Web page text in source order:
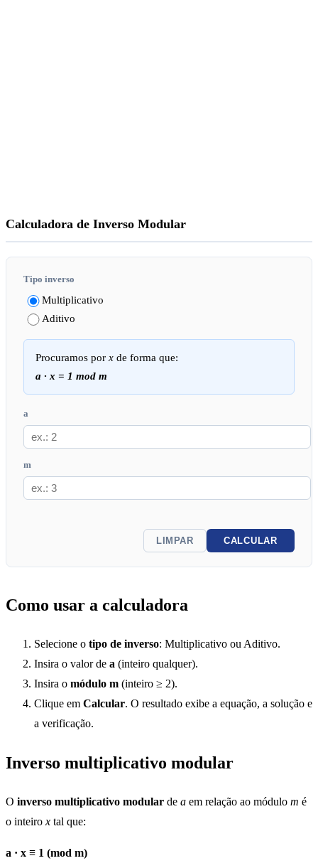
Calculadora de Inverso Modular
Tipo inverso
Multiplicativo
Aditivo
Procuramos por x de forma que:
a · x = 1 mod m
a
m
LIMPAR CALCULAR
Como usar a calculadora
Selecione o tipo de inverso: Multiplicativo ou Aditivo.
Insira o valor de a (inteiro qualquer).
Insira o módulo m (inteiro ≥ 2).
Clique em Calcular. O resultado exibe a equação, a solução e
a verificação.
Inverso multiplicativo modular
O inverso multiplicativo modular de a em relação ao módulo m é
o inteiro x tal que:
a · x ≡ 1 (mod m)